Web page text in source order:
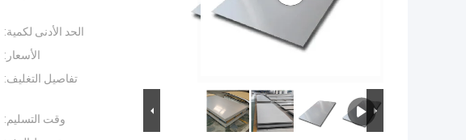
الحد الأدنى لكمية:
الأسعار:
تفاصيل التغليف:
وقت التسليم: